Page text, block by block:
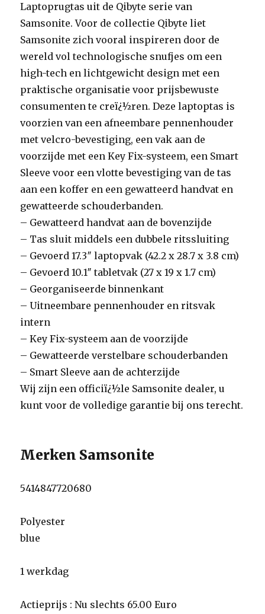
Laptoprugtas uit de Qibyte serie van
Samsonite. Voor de collectie Qibyte liet
Samsonite zich vooral inspireren door de
wereld vol technologische snufjes om een
high-tech en lichtgewicht design met een
praktische organisatie voor prijsbewuste
consumenten te creï¿½ren. Deze laptoptas is
voorzien van een afneembare pennenhouder
met velcro-bevestiging, een vak aan de
voorzijde met een Key Fix-systeem, een Smart
Sleeve voor een vlotte bevestiging van de tas
aan een koffer en een gewatteerd handvat en
gewatteerde schouderbanden.
– Gewatteerd handvat aan de bovenzijde
– Tas sluit middels een dubbele ritssluiting
– Gevoerd 17.3″ laptopvak (42.2 x 28.7 x 3.8 cm)
– Gevoerd 10.1″ tabletvak (27 x 19 x 1.7 cm)
– Georganiseerde binnenkant
– Uitneembare pennenhouder en ritsvak
intern
– Key Fix-systeem aan de voorzijde
– Gewatteerde verstelbare schouderbanden
– Smart Sleeve aan de achterzijde
Wij zijn een officiï¿½le Samsonite dealer, u
kunt voor de volledige garantie bij ons terecht.
Merken Samsonite
5414847720680
Polyester
blue
1 werkdag
Actieprijs : Nu slechts 65.00 Euro